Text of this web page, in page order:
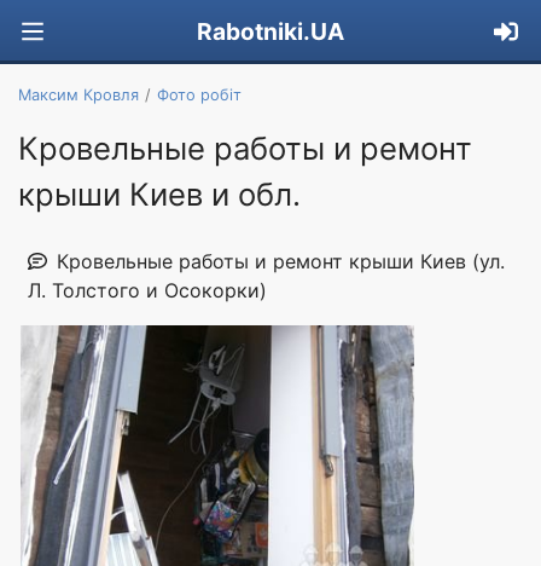
Rabotniki.UA
Максим Кровля Фото робіт
Кровельные работы и ремонт
крыши Киев и обл.
Кровельные работы и ремонт крыши Киев (ул.
Л. Толстого и Осокорки)